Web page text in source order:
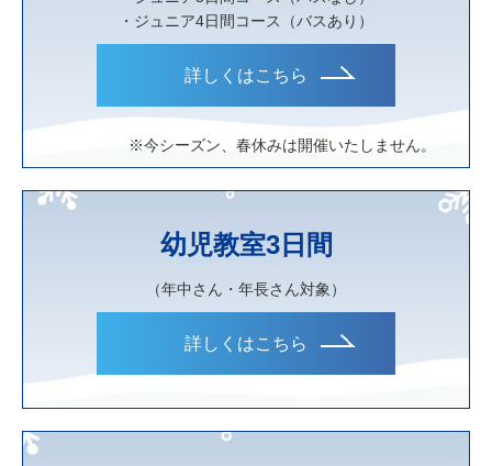
・ジュニア4日間コース（バスあり）
詳しくはこちら
※今シーズン、春休みは開催いたしません。
幼児教室3日間
（年中さん・年長さん対象）
詳しくはこちら